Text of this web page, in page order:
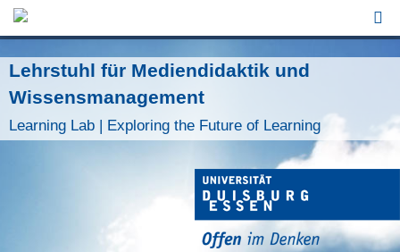
Lehrstuhl für Mediendidaktik und
Wissensmanagement
Learning Lab | Exploring the Future of Learning